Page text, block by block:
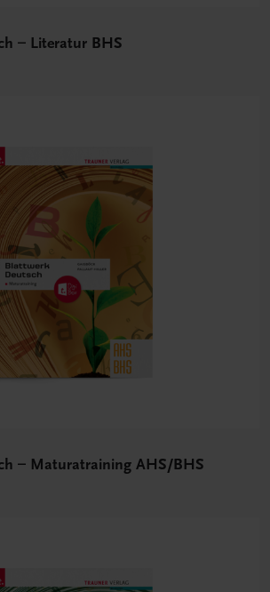
– Literatur BHS
– Maturatraining AHS/BHS